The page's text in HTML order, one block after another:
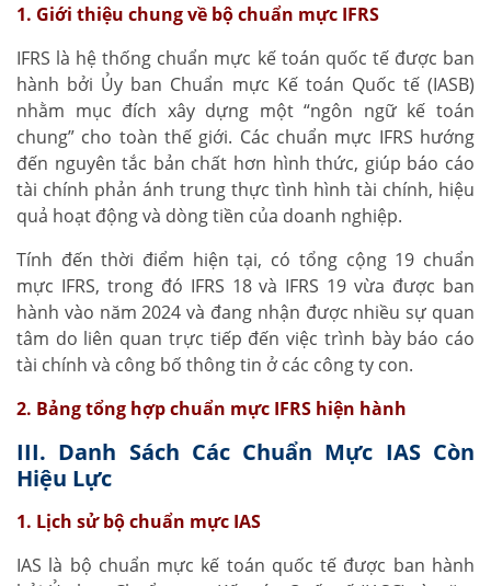
1. Giới thiệu chung về bộ chuẩn mực IFRS
IFRS là hệ thống chuẩn mực kế toán quốc tế được ban
hành bởi Ủy ban Chuẩn mực Kế toán Quốc tế (IASB)
nhằm mục đích xây dựng một “ngôn ngữ kế toán
chung” cho toàn thế giới. Các chuẩn mực IFRS hướng
đến nguyên tắc bản chất hơn hình thức, giúp báo cáo
tài chính phản ánh trung thực tình hình tài chính, hiệu
quả hoạt động và dòng tiền của doanh nghiệp.
Tính đến thời điểm hiện tại, có tổng cộng 19 chuẩn
mực IFRS, trong đó IFRS 18 và IFRS 19 vừa được ban
hành vào năm 2024 và đang nhận được nhiều sự quan
tâm do liên quan trực tiếp đến việc trình bày báo cáo
tài chính và công bố thông tin ở các công ty con.
2. Bảng tổng hợp chuẩn mực IFRS hiện hành
III. Danh Sách Các Chuẩn Mực IAS Còn
Hiệu Lực
1. Lịch sử bộ chuẩn mực IAS
IAS là bộ chuẩn mực kế toán quốc tế được ban hành